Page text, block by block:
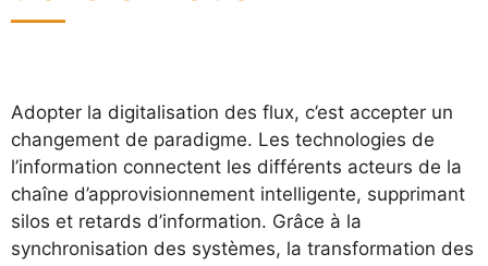
Adopter la digitalisation des flux, c’est accepter un
changement de paradigme. Les technologies de
l’information connectent les différents acteurs de la
chaîne d’approvisionnement intelligente, supprimant
silos et retards d’information. Grâce à la
synchronisation des systèmes, la transformation des